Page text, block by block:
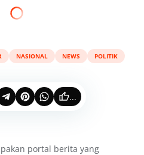
NASIONAL NEWS POLITIK
...
portal berita yang